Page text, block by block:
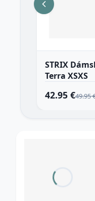
STRIX
Terra XSXS
42.95 €49.95